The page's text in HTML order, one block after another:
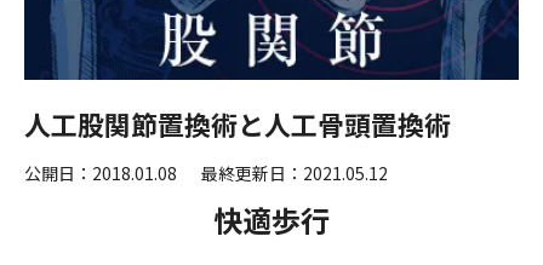
人工股関節置換術と人工骨頭置換術
公開日：2018.01.08 最終更新日：2021.05.12
快適歩行